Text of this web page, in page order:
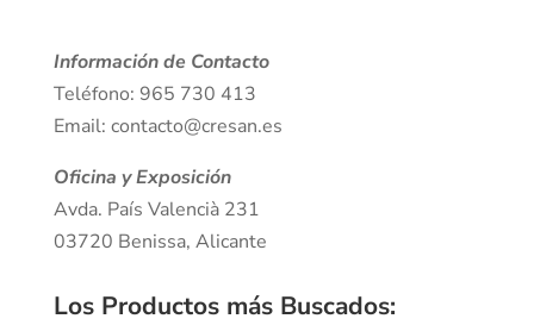
Información de Contacto
Teléfono: 965 730 413
Email: contacto@cresan.es
Oficina y Exposición
Avda. País Valencià 231
03720 Benissa, Alicante
Los Productos más Buscados: